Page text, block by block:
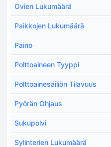
Ovien Lukumäärä
Paikkojen Lukumäärä
Paino
Polttoaineen Tyyppi
Polttoainesäiliön Tilavuus
Pyörän Ohjaus
Sukupolvi
Sylinterien Lukumäärä